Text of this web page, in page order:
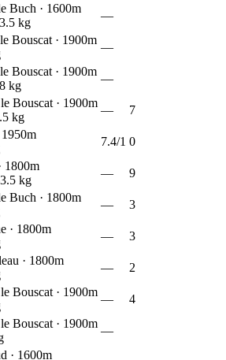
Buch · 1600m
kg
—
Bouscat · 1900m
—
Bouscat · 1900m
kg
—
Bouscat · 1900m
kg
—
7
1950m
7.4/1 0
1800m
kg
—
9
Buch · 1800m
—
3
· 1800m
—
3
· 1800m
—
2
Bouscat · 1900m
—
4
Bouscat · 1900m
—
· 1600m